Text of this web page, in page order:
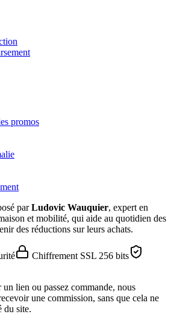
promos
parLudovic Wauquier, expert en
et mobilité, qui aide au quotidien des
des réductions sur leurs achats.
Chiffrement SSL 256 bits
lien ou passez commande, nous
une commission, sans que cela ne
du site.